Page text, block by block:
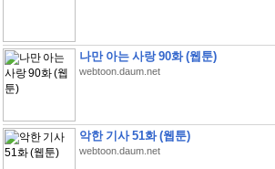
나만 아는 사랑 90화 (웹툰)
webtoon.daum.net
악한 기사 51화 (웹툰)
webtoon.daum.net